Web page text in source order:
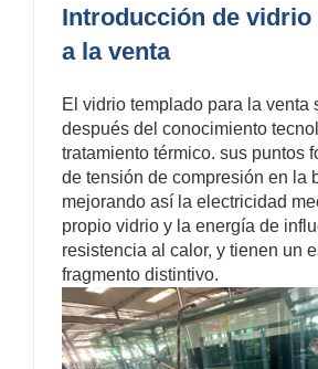
Introducción de vidrio
a la venta
El vidrio templado para la venta
después del conocimiento
tratamiento térmico. sus puntos
de tensión de compresión en la
mejorando así la electricidad
propio vidrio y la energía de
resistencia al calor, y tienen un
fragmento distintivo.